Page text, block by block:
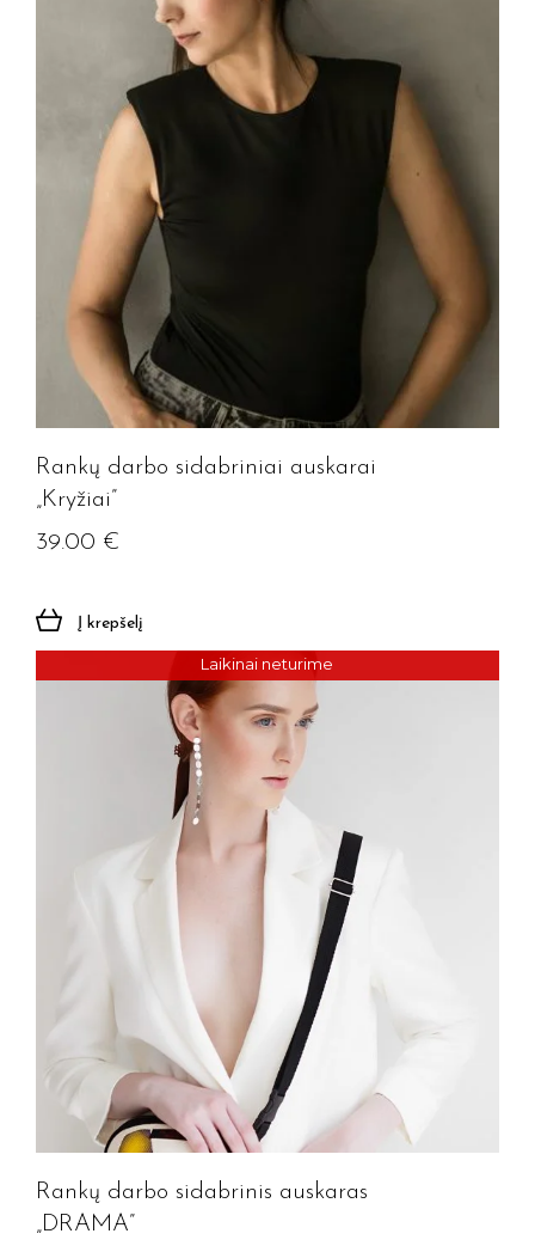
Rankų darbo sidabriniai auskarai
„Kryžiai”
39.00 €
Į krepšelį
Laikinai neturime
Rankų darbo sidabrinis auskaras
„DRAMA”